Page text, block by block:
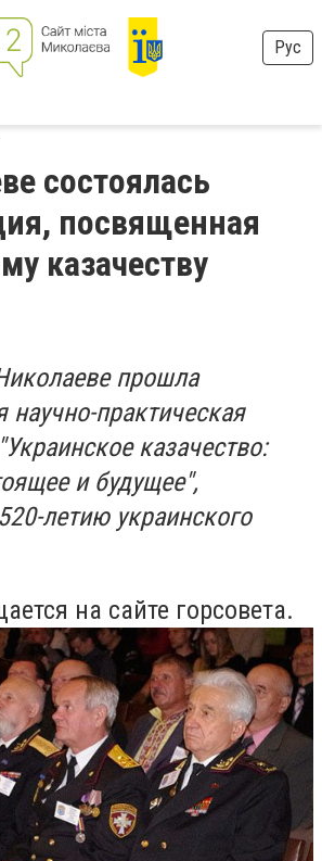
Рус
состоялась
посвященная
казачеству
прошла
научно-практическая
казачество:
и будущее",
летию украинского
на сайте горсовета.